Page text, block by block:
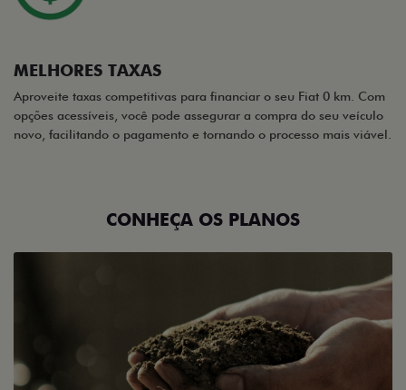
MELHORES TAXAS
Aproveite taxas competitivas para financiar o seu Fiat 0 km. Com
opções acessíveis, você pode assegurar a compra do seu veículo
novo, facilitando o pagamento e tornando o processo mais viável.
CONHEÇA OS PLANOS